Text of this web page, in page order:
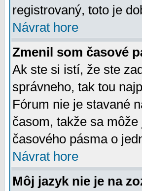
registrovaný, toto je
Návrat hore
Zmenil som časové
Ak ste si istí, že ste
správneho, tak tou
Fórum nie je stavané
časom, takže sa
časového pásma o
Návrat hore
Môj jazyk nie je na